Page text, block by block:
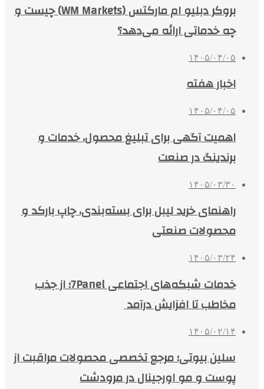
بروکر دبلیو ام مارکتس (WM Markets) چیست و
چه خدماتی ارائه می‌دهد؟
۱۴۰۵/۰۴/۰۵
اخبار هفته
۱۴۰۵/۰۴/۰۵
اهمیت آگهی برای تبلیغ محصول، خدمات و
برندینگ در صنعت
۱۴۰۵/۰۳/۳۰
راهنمای خرید لیبل برای بسته‌بندی، چاپ بارکد و
محصولات صنعتی
۱۴۰۵/۰۳/۲۴
خدمات شبکه‌های اجتماعی 7Panel؛ از جذب
مخاطب تا افزایش درآمد
۱۴۰۵/۰۲/۱۴
سلین بیوتی؛ مرجع تخصصی محصولات مراقبت از
پوست و مو اورجینال در مرودشت